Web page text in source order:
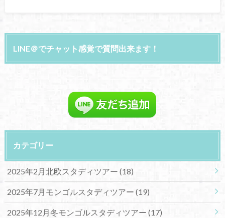
LINE＠でチャット感覚で質問出来ます！
カテゴリー
2025年2月北欧スタディツアー (18)
2025年7月モンゴルスタディツアー (19)
2025年12月冬モンゴルスタディツアー (17)